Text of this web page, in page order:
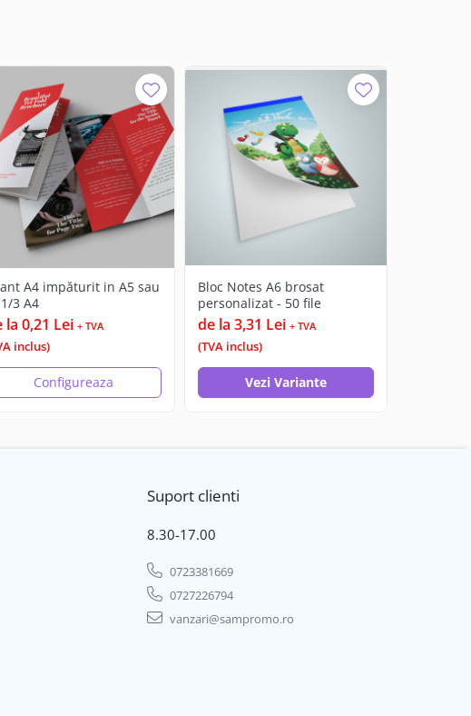
A4 impăturit in A5 sau
3 A4
la 0,21 Lei + TVA
inclus)
Configureaza
Bloc Notes A6 brosat
personalizat - 50 file
de la 3,31 Lei + TVA
(TVA inclus)
Vezi Variante
Suport clienti
8.30-17.00
0723381669
0727226794
vanzari@sampromo.ro